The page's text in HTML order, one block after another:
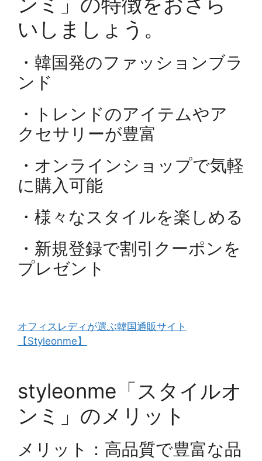
いしましょう。
・韓国発のファッションブラ
ンド
・トレンドのアイテムやア
クセサリーが豊富
・オンラインショップで気軽
に購入可能
・様々なスタイルを楽しめる
・新規登録で割引クーポンを
プレゼント
オフィスレディが選ぶ韓国通販サイト
【Styleonme】
styleonme「スタイルオ
ンミ」のメリット
メリット：高品質で豊富な品